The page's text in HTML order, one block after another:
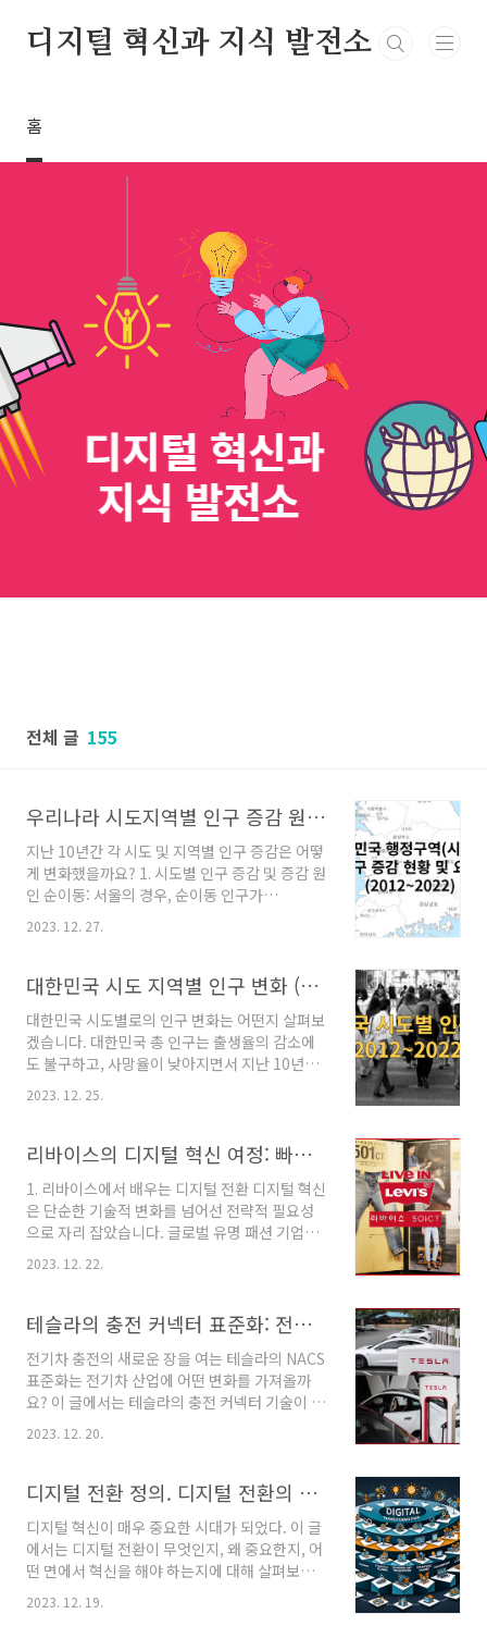
디지털 혁신과 지식 발전소
홈
전체 글 155
우리나라 시도지역별 인구 증감 원인 (2012~2022년)
지난 10년간 각 시도 및 지역별 인구 증감은 어떻
게 변화했을까요? 1. 시도별 인구 증감 및 증감 원
인 순이동: 서울의 경우, 순이동 인구가
-930,631명으로 가장 큰 폭의 감소를 보였습니
다. 이는 서울의 인구 감소가 주로 타 지역으로의
사망, 이민 등 기타 요인으로 인한 인구 변화가
의 일부를 상쇄하는 역할을 했습니다. 행정구역
(시군구)별 2022년 2022년 - 2012년 증감 인구
증감 원인 총인구수 (명) 인구 비중 총인구수 (명)
증감율 지역별 순이동 출산, 사망, 이민 등 전국
2023. 12. 27.
대한민국 시도 지역별 인구 변화 (2012 ~ 2022)
대한민국 시도별로의 인구 변화는 어떤지 살펴보
겠습니다. 대한민국 총 인구는 출생율의 감소에
도 불구하고, 사망율이 낮아지면서 지난 10년간
인구가 지속 증가하고 있습니다. 1. 대한민국 총
인구수 변화 대한민국 총 인구는 2022년 5,143
1.0% 증가율을 보입니다. 남자는 2022년
(0.5%) 증가했고, 여자는 2,560.2만명으로
2012년대비 35.7만(1.4%) 증가했습니다. 2012
2022 증김 증감율 총인구 50,948,272
51,439,038 490,766 1.0% 남자 25,504,060
2023. 12. 25.
리바이스의 디지털 혁신 여정: 빠른 실패에서 배우는 4가지 핵심 교훈
1. 리바이스에서 배우는 디지털 전환 디지털 혁신
은 단순한 기술적 변화를 넘어선 전략적 필요성
으로 자리 잡았습니다. 글로벌 유명 패션 기업인
리바이스의 사례는 이러한 변화에 성공적으로 대
응하는 방법을 보여줍니다. 168년의 역사를 지닌
지털 중심으로 전환하면서 중요한 교훈을 얻었습
니다. 이 글에서는 리바이스가 디지털 전환을 통
해 어떻게 변화를 이끌었는지, 그리고 그 과정에
서 배운 핵심 교훈을 함께 확인하시죠. 참고글 :
"디지털 전환" 디지털 전환 정의. 디지털 전환의
중요성. 디지털 전환 6단계
겸 CFO는 디지털 전환의 중요성과 그 과정에서
의 핵심 ..
2023. 12. 22.
테슬라의 충전 커넥터 표준화: 전기차 시장에 미치는 영향과 현대차의 대응
전기차 충전의 새로운 장을 여는 테슬라의 NACS
표준화는 전기차 산업에 어떤 변화를 가져올까
요? 이 글에서는 테슬라의 충전 커넥터 기술이 표
의 영향에 대해 탐구합니다. 현대차를 포함한 여
게 받아들이고 있는지, 그리고 이것이 전기차 시
장과 사용자 경험에 어떤 변화를 가져올지 분석
해보겠습니다. 1.전기차 충전 표준 전환: 테슬라
NACS의 도입과 현대차 대응 미국 자동차공학회
(SAE International)는 전기차 충전에 대한 새
로운 표준인 NACS를 발표했습니다. 이 표준은
2023. 12. 20.
디지털 전환 정의. 디지털 전환의 중요성. 디지털 전환 6단계
디지털 혁신이 매우 중요한 시대가 되었다. 이 글
에서는 디지털 전환이 무엇인지, 왜 중요한지, 어
떤 면에서 혁신을 해야 하는지에 대해 살펴보고
디지털 디지털 기술을 사용하여 새로운 비즈니스
2023. 12. 19.